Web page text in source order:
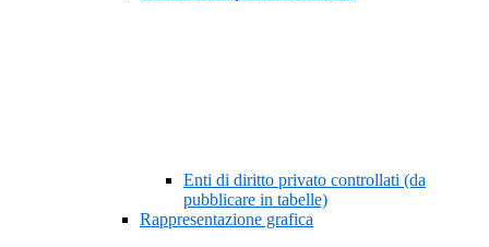
Enti di diritto privato controllati (da
pubblicare in tabelle)
Rappresentazione grafica